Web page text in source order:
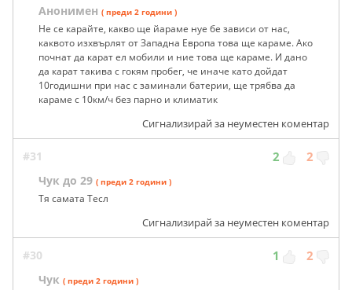
Анонимен ( преди 2 години )
Не се карайте, какво ще йараме нуе бе зависи от нас,
каквото изхвърлят от Западна Европа това ще караме. Ако
почнат да карат ел мобили и ние това ще караме. И дано
да карат такива с гокям пробег, че иначе като дойдат
10годишни при нас с заминали батерии, ще трябва да
караме с 10км/ч без парно и климатик
Сигнализирай за неуместен коментар
#31 2 2
Чук до 29 ( преди 2 години )
Тя самата Тесл
Сигнализирай за неуместен коментар
#30 1 2
Чук ( преди 2 години )